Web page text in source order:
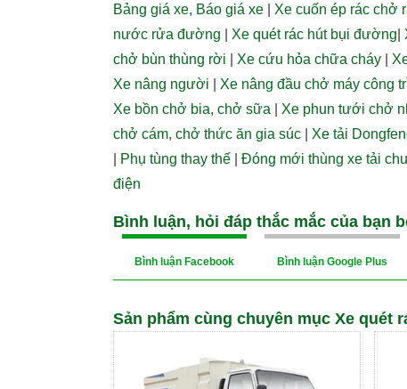
Bảng giá xe, Báo giá xe Xe cuốn ép rác chở
nước rửa đường
Xe quét rác hút bụi đường
chở bùn thùng rời
Xe cứu hỏa chữa cháy
Xe nâng người
Xe nâng đầu chở máy công
Xe bồn chở bia, chở sữa
Xe phun tưới chở
chở cám, chở thức ăn gia súc
Xe tải
Phụ tùng thay thế |Đóng mới thùng xe tải
điện
Bình luận, hỏi đáp thắc mắc của bạn
Bình luận Facebook Bình luận Google Plus
Sản phẩm cùng chuyên mục Xe quét